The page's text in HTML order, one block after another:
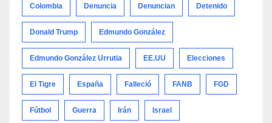
Colombia Denuncia Denuncian Detenido
Donald Trump Edmundo González
Edmundo González Urrutia EE.UU Elecciones
El Tigre España Falleció FANB FGD
Fútbol Guerra Irán Israel